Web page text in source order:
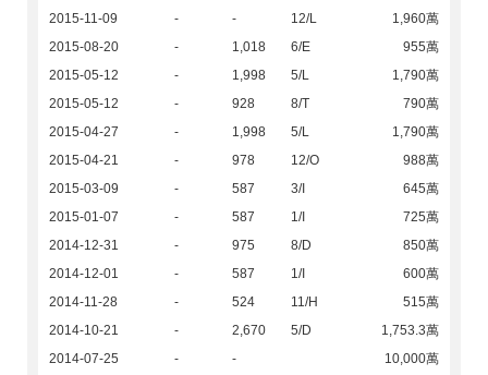
2015-11-09
- - 12/L
1,960萬
2015-08-20
- 1,018 6/E
955萬
2015-05-12
- 1,998 5/L
1,790萬
2015-05-12
- 928 8/T
790萬
2015-04-27
- 1,998 5/L
1,790萬
2015-04-21
- 978 12/O
988萬
2015-03-09
- 587 3/I
645萬
2015-01-07
- 587 1/I
725萬
2014-12-31
- 975 8/D
850萬
2014-12-01
- 587 1/I
600萬
2014-11-28
- 524 11/H
515萬
2014-10-21
- 2,670 5/D
1,753.3萬
2014-07-25
- -
10,000萬